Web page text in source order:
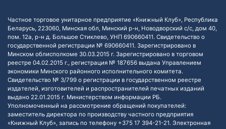
Частное торговое унитарное предприятие «Книжный Клуб», Республика
Беларусь, 223060, Минская обл, Минский р-н, Новодворский с/с, дом 40,
пом. 12а, р-н д. Большое Стиклево, УНП 690660411. Свидетельство о
государственной регистрации № 690660411. Зарегистрировано в
Минском облисполкоме 30.03.2015 г. Зарегистрировано в торговом
реестре 04.02.2015 г., регистрация № 187656 выдана Управлением
экономики Минского районного исполнительного комитета.
Свидетельство № 3/799 о регистрации в государственном реестре
издателей, изготовителей и распространителей печатных изданий
выдано 22.01.2015 г. Министерством информации РБ.
Уполномоченный на рассмотрение обращений покупателей:
заместитель директора по производству частного предприятия
«Книжный Клуб», запись по телефону +375 17 394-21-21. Электронная